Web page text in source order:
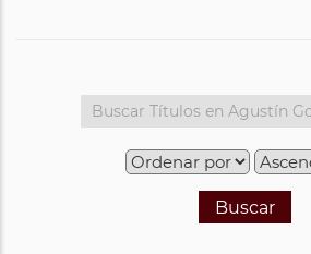
Buscar